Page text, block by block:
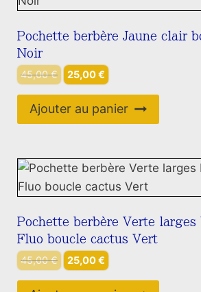
Pochette berbère Jaune clair
Noir
45,00€ Le
initial
était :
25,00€ Le
actuel
est :
Ajouter au panier
Pochette berbère Verte larges
Fluo boucle cactus Vert
45,00€ Le25,00€ Le